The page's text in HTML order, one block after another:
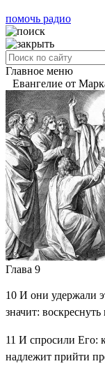
помочь радио
Главное меню
Евангелие от
Глава 9
10 И они удержали
значит:
11 И спросили Его:
надлежит прийти